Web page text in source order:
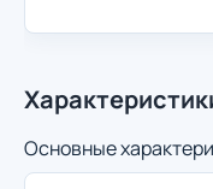
Основные